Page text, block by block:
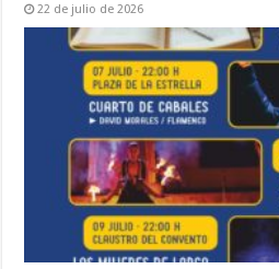
22 de julio de 2026